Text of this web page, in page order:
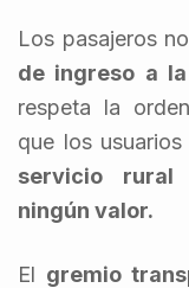
Los pasajeros
de ingreso a
respeta la
que los
servicio rural
ningún valor.
El gremio